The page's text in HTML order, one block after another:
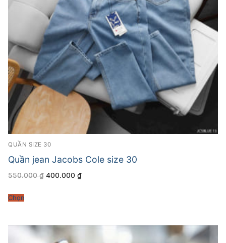
QUẦN SIZE 30
Quần jean Jacobs Cole size 30
550.000₫ Giá
400.000 ₫Giá
Chọn